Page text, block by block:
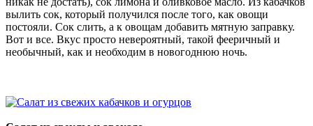
вылить сок, который получился после того, как овощи
постояли. Сок слить, а к овощам добавить мятную заправку.
Вот и все. Вкус просто невероятный, такой фееричный и
необычный, как и необходим в новогоднюю ночь.